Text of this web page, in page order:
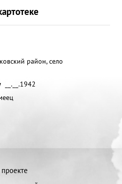
район, село
__.__.1942